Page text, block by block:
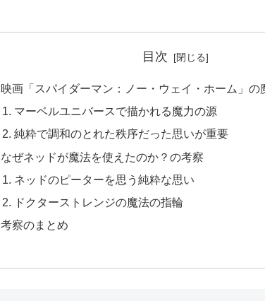
目次
映画「スパイダーマン：ノー・ウェイ・ホーム」の
マーベルユニバースで描かれる魔力の源
純粋で調和のとれた秩序だった思いが重要
なぜネッドが魔法を使えたのか？の考察
ネッドのピーターを思う純粋な思い
ドクターストレンジの魔法の指輪
考察のまとめ